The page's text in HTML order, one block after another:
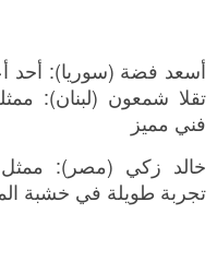
أسعد فضة (سوريا): أحد
تقلا شمعون (لبنان):
فني مميز
خالد زكي (مصر):
تجربة طويلة في خشبة